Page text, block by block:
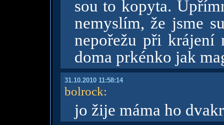
sou to kopyta.
nemyslím, že jsme
nepořežu při krájení
doma prkénko jak
31.10.2010 11:58:14
bolrock:
jo žije máma ho